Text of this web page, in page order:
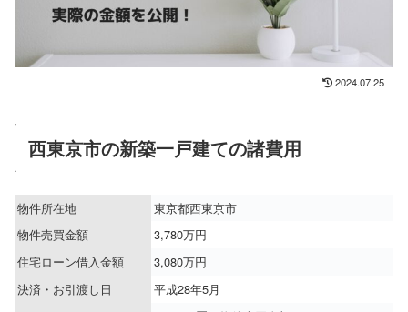
2024.07.25
西東京市の新築一戸建ての諸費用
物件所在地
東京都西東京市
物件売買金額
3,780万円
住宅ローン借入金額
3,080万円
決済・お引渡し日
平成28年5月